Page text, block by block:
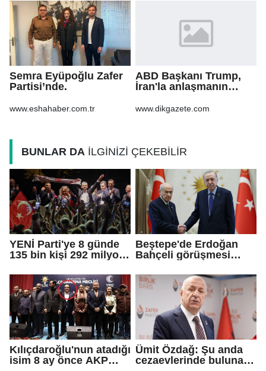
Semra Eyüpoğlu Zafer
Partisi’nde.
www.eshahaber.com.tr
ABD Başkanı Trump,
İran'la anlaşmanın
sağlanabileceğini
www.dikgazete.com
BUNLAR DA İLGİNİZİ ÇEKEBİLİR
YENİ Parti'ye 8 günde
135 bin kişi 292 milyon
Beştepe'de Erdoğan
Bahçeli görüşmesi
Kılıçdaroğlu'nun atadığı
isim 8 ay önce AKP
Ümit Özdağ: Şu anda
cezaevlerinde bulunan